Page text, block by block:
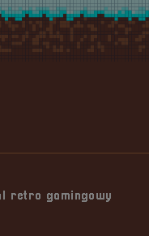
retro gamingowy